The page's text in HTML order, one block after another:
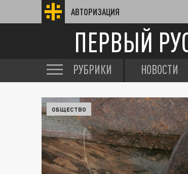
АВТОРИЗАЦИЯ
ПЕРВЫЙ
РУБРИКИ НОВОСТИ
ОБЩЕСТВО